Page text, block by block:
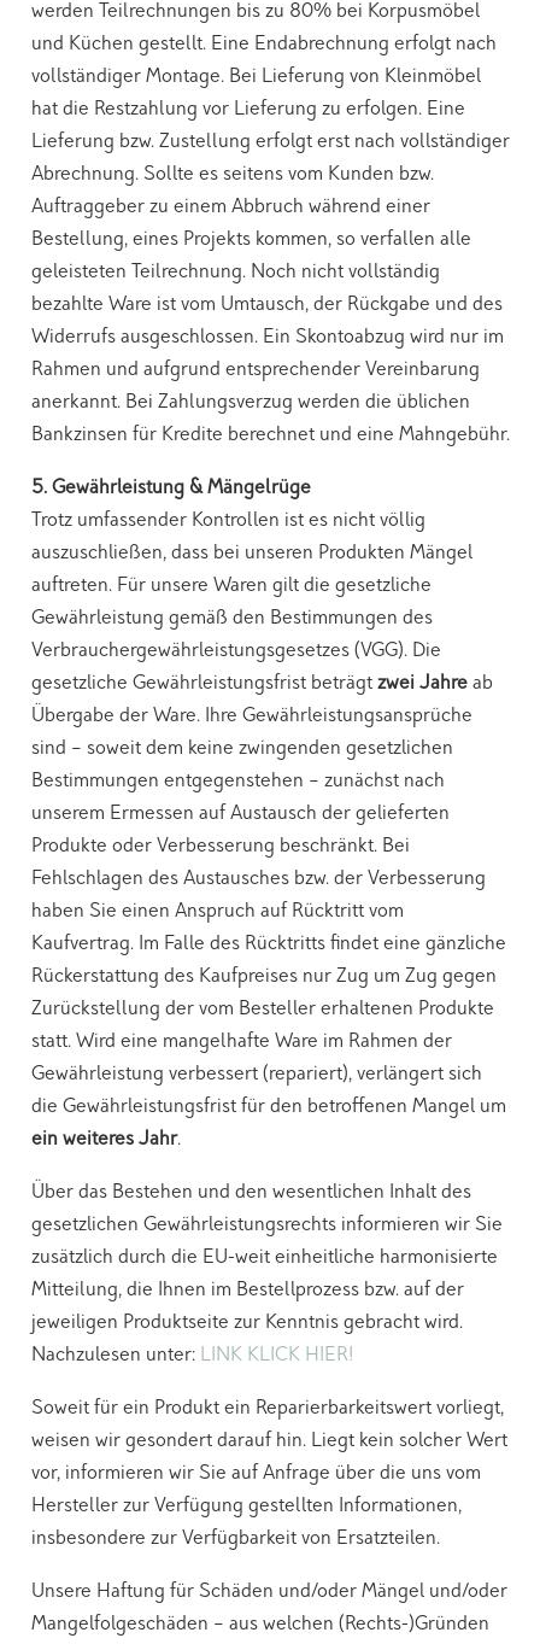
werden Teilrechnungen bis zu 80% bei Korpusmöbel
und Küchen gestellt. Eine Endabrechnung erfolgt nach
vollständiger Montage. Bei Lieferung von Kleinmöbel
hat die Restzahlung vor Lieferung zu erfolgen. Eine
Lieferung bzw. Zustellung erfolgt erst nach vollständiger
Abrechnung. Sollte es seitens vom Kunden bzw.
Auftraggeber zu einem Abbruch während einer
Bestellung, eines Projekts kommen, so verfallen alle
geleisteten Teilrechnung. Noch nicht vollständig
bezahlte Ware ist vom Umtausch, der Rückgabe und des
Widerrufs ausgeschlossen. Ein Skontoabzug wird nur im
Rahmen und aufgrund entsprechender Vereinbarung
anerkannt. Bei Zahlungsverzug werden die üblichen
Bankzinsen für Kredite berechnet und eine Mahngebühr.
5. Gewährleistung & Mängelrüge
Trotz umfassender Kontrollen ist es nicht völlig
auszuschließen, dass bei unseren Produkten Mängel
auftreten. Für unsere Waren gilt die gesetzliche
Gewährleistung gemäß den Bestimmungen des
Verbrauchergewährleistungsgesetzes (VGG). Die
gesetzliche Gewährleistungsfrist beträgt zwei Jahreab
Übergabe der Ware. Ihre Gewährleistungsansprüche
sind – soweit dem keine zwingenden gesetzlichen
Bestimmungen entgegenstehen – zunächst nach
unserem Ermessen auf Austausch der gelieferten
Produkte oder Verbesserung beschränkt. Bei
Fehlschlagen des Austausches bzw. der Verbesserung
haben Sie einen Anspruch auf Rücktritt vom
Kaufvertrag. Im Falle des Rücktritts findet eine gänzliche
Rückerstattung des Kaufpreises nur Zug um Zug gegen
Zurückstellung der vom Besteller erhaltenen Produkte
statt. Wird eine mangelhafte Ware im Rahmen der
Gewährleistung verbessert (repariert), verlängert sich
die Gewährleistungsfrist für den betroffenen Mangel um
ein weiteres Jahr.
Über das Bestehen und den wesentlichen Inhalt des
gesetzlichen Gewährleistungsrechts informieren wir Sie
zusätzlich durch die EU-weit einheitliche harmonisierte
Mitteilung, die Ihnen im Bestellprozess bzw. auf der
jeweiligen Produktseite zur Kenntnis gebracht wird.
Nachzulesen unter: LINK KLICK HIER!
Soweit für ein Produkt ein Reparierbarkeitswert vorliegt,
weisen wir gesondert darauf hin. Liegt kein solcher Wert
vor, informieren wir Sie auf Anfrage über die uns vom
Hersteller zur Verfügung gestellten Informationen,
insbesondere zur Verfügbarkeit von Ersatzteilen.
Unsere Haftung für Schäden und/oder Mängel und/oder
Mangelfolgeschäden – aus welchen (Rechts-)Gründen